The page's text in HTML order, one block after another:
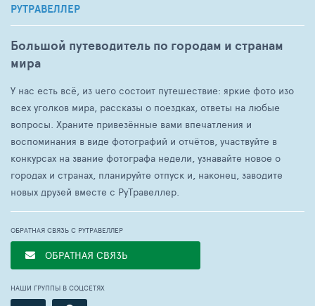
РУТРАВЕЛЛЕР
Большой путеводитель по городам и странам
мира
У нас есть всё, из чего состоит путешествие: яркие фото изо
всех уголков мира, рассказы о поездках, ответы на любые
вопросы. Храните привезённые вами впечатления и
воспоминания в виде фотографий и отчётов, участвуйте в
конкурсах на звание фотографа недели, узнавайте новое о
городах и странах, планируйте отпуск и, наконец, заводите
новых друзей вместе с РуТравеллер.
ОБРАТНАЯ СВЯЗЬ С РУТРАВЕЛЛЕР
ОБРАТНАЯ СВЯЗЬ
НАШИ ГРУППЫ В СОЦСЕТЯХ